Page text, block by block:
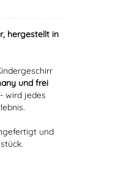
hergestellt in
und frei
wird jedes
und